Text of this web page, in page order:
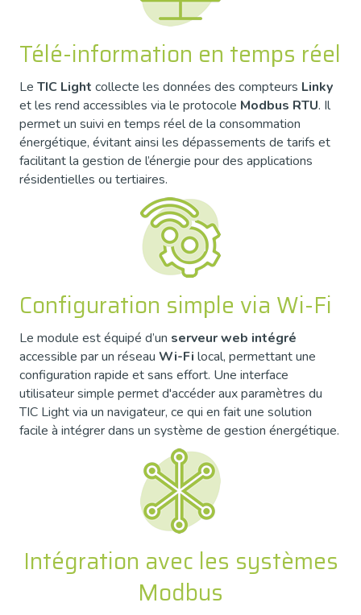
Télé-information en temps réel
Le TIC Light collecte les données des compteurs Linky
et les rend accessibles via le protocole Modbus RTU. Il
permet un suivi en temps réel de la consommation
énergétique, évitant ainsi les dépassements de tarifs et
facilitant la gestion de l’énergie pour des applications
résidentielles ou tertiaires.
Configuration simple via Wi-Fi
Le module est équipé d’un serveur web intégré
accessible par un réseau Wi-Fi local, permettant une
configuration rapide et sans effort. Une interface
utilisateur simple permet d'accéder aux paramètres du
TIC Light via un navigateur, ce qui en fait une solution
facile à intégrer dans un système de gestion énergétique.
Intégration avec les systèmes
Modbus